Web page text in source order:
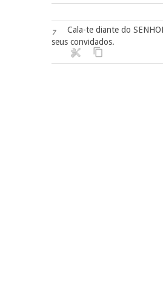
7
Cala-te diante do
seus convidados.